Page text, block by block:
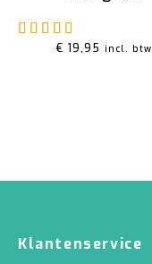
€ 19,95 incl. btw
Klantenservice